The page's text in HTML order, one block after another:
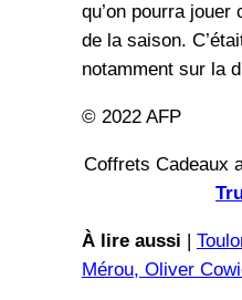
qu’on pourra jouer
de la saison.
notamment sur la
© 2022 AFP
Coffrets Cadeaux
À lire aussi |
Mérou, Oliver